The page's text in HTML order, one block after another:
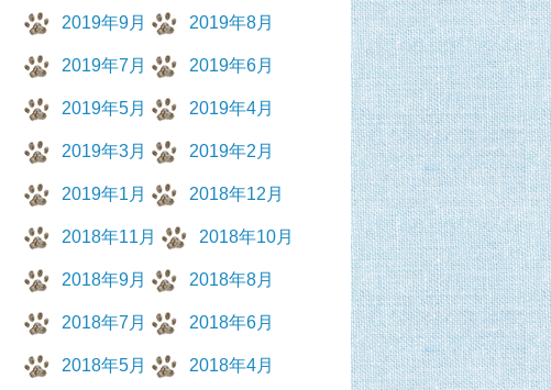
2019年9月 2019年8月
2019年7月 2019年6月
2019年5月 2019年4月
2019年3月 2019年2月
2019年1月 2018年12月
2018年11月 2018年10月
2018年9月 2018年8月
2018年7月 2018年6月
2018年5月 2018年4月